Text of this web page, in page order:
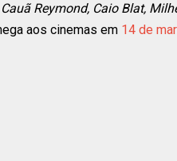
Cauã Reymond, Caio Blat,
aos cinemas em 14 de